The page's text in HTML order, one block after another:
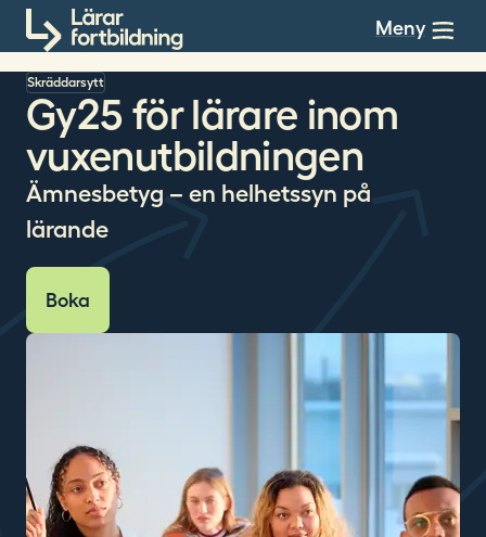
Till innehållet Meny
Skräddarsytt
Gy25 för lärare inom
vuxenutbildningen
Ämnesbetyg – en helhetssyn på
lärande
Boka